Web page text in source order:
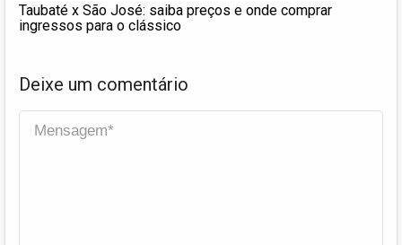
Taubaté x São José: saiba preços e onde comprar
ingressos para o clássico
Deixe um comentário